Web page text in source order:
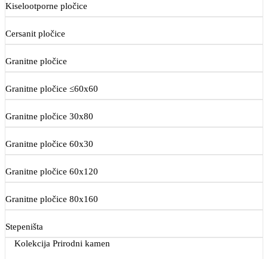
Kiselootporne pločice
Cersanit pločice
Granitne pločice
Granitne pločice ≤60x60
Granitne pločice 30x80
Granitne pločice 60x30
Granitne pločice 60x120
Granitne pločice 80x160
Stepeništa
Kolekcija Prirodni kamen